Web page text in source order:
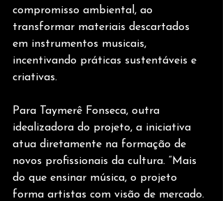
compromisso ambiental, ao
transformar materiais descartados
em instrumentos musicais,
incentivando práticas sustentáveis e
criativas.
Para Taymerê Fonseca, outra
idealizadora do projeto, a iniciativa
atua diretamente na formação de
novos profissionais da cultura. “Mais
do que ensinar música, o projeto
forma artistas com visão de mercado.